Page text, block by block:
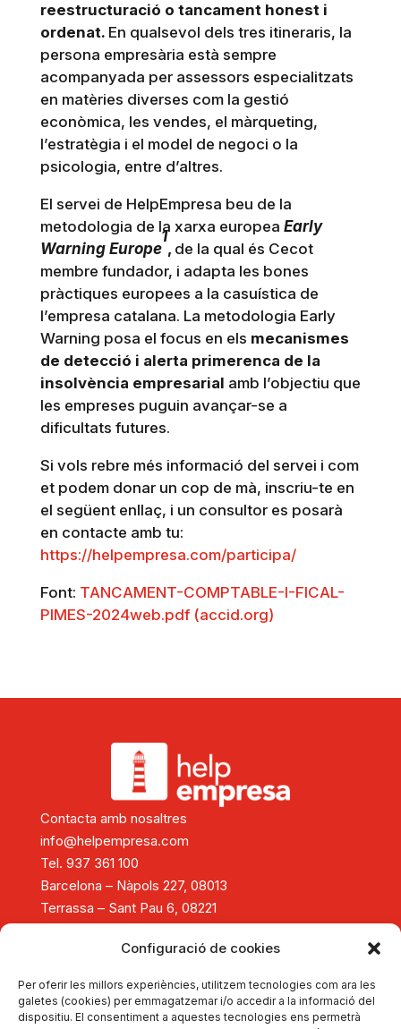
Configuració de cookies
Per oferir les millors experiències, utilitzem tecnologies com ara les
galetes (cookies) per emmagatzemar i/o accedir a la informació del
dispositiu. El consentiment a aquestes tecnologies ens permetrà
reestructuració o tancament honest i
ordenat. En qualsevol dels tres itineraris, la
persona empresària està sempre
acompanyada per assessors especialitzats
en matèries diverses com la gestió
econòmica, les vendes, el màrqueting,
l’estratègia i el model de negoci o la
psicologia, entre d’altres.
El servei de HelpEmpresa beu de la
metodologia de la xarxa europea Early
Warning Europe
1
, de la qual és Cecot
membre fundador, i adapta les bones
pràctiques europees a la casuística de
l’empresa catalana. La metodologia Early
Warning posa el focus en els mecanismes
de detecció i alerta primerenca de la
insolvència empresarial amb l’objectiu que
les empreses puguin avançar-se a
dificultats futures.
Si vols rebre més informació del servei i com
et podem donar un cop de mà, inscriu-te en
el següent enllaç, i un consultor es posarà
en contacte amb tu:
https://helpempresa.com/participa/
Font: TANCAMENT-COMPTABLE-I-FICAL-
PIMES-2024web.pdf (accid.org)
Contacta amb nosaltres
info@helpempresa.com
Tel. 937 361 100
Barcelona – Nàpols 227, 08013
Terrassa – Sant Pau 6, 08221
Consolidació i creixement empresarial
Tancament d'empreses
Formació